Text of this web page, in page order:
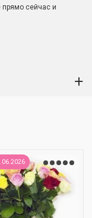
прямо сейчас и